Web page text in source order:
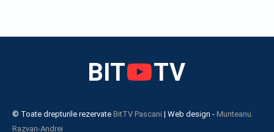
BIT TV
© Toate drepturile rezervate BitTV Pascani | Web design - Munteanu
Razvan-Andrei